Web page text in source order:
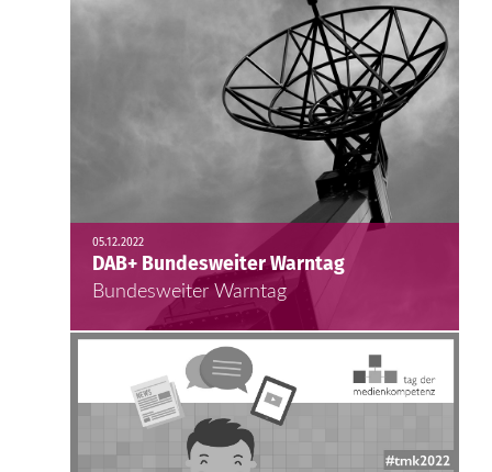
05.12.2022
DAB+ Bundesweiter Warntag
Bundesweiter Warntag